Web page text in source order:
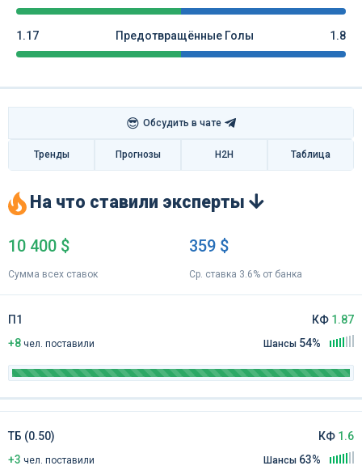
1.17 Предотвращённые Голы 1.8
😎 Обсудить в чате
Тренды Прогнозы H2H Таблица
На что ставили эксперты
10 400 $
Сумма всех ставок
359 $
Ср. ставка 3.6% от банка
П1
+8 чел. поставили
КФ 1.87
Шансы 54%
ТБ (0.50)
+3 чел. поставили
КФ 1.6
Шансы 63%